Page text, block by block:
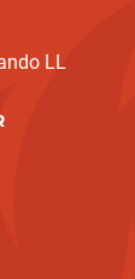
LL